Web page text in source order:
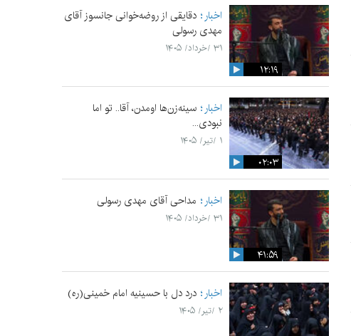
۱۲:۱۹
اخبار دقایقی از روضه‌خوانی جانسوز آقای
مهدی رسولی
۳۱ /خرداد/ ۱۴۰۵
۰۲:۰۳
اخبار سینه‌زن‌ها اومدن،‌ آقا.. تو اما
نبودی...
۱ /تیر/ ۱۴۰۵
۴۱:۵۹
اخبار مداحی آقای مهدی رسولی
۳۱ /خرداد/ ۱۴۰۵
اخبار درد دل با حسینیه امام خمینی(ره)
۲ /تیر/ ۱۴۰۵